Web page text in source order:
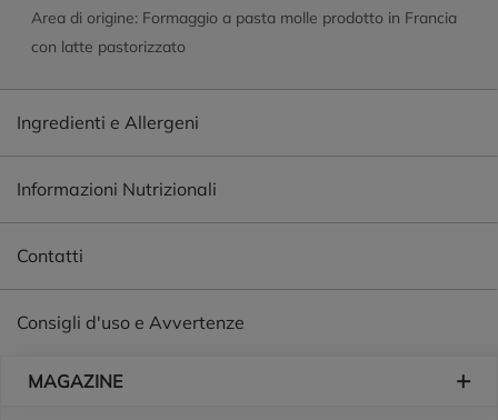
Area di origine: Formaggio a pasta molle prodotto in Francia
con latte pastorizzato
Ingredienti e Allergeni
Informazioni Nutrizionali
Contatti
Consigli d'uso e Avvertenze
MAGAZINE